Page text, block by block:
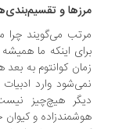
و تقسیم‌بندی‌های
می‌گویند چرا ما
اینکه ما همیشه
کوانتوم به بعد
وارد ادبیات
هیچ‌چیز نیست.
و کیوان حسینی